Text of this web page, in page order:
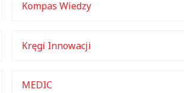
Kompas Wiedzy
Kręgi Innowacji
MEDIC